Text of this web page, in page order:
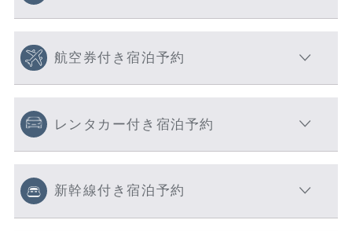
航空券付き宿泊予約
レンタカー付き宿泊予約
新幹線付き宿泊予約